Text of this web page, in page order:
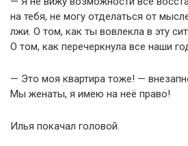
на тебя, не могу отделаться от
лжи. О том, как ты вовлекла в эту
О том, как перечеркнула все наши
— Это моя квартира тоже! —
Мы женаты, я имею на неё право!
Илья покачал головой.